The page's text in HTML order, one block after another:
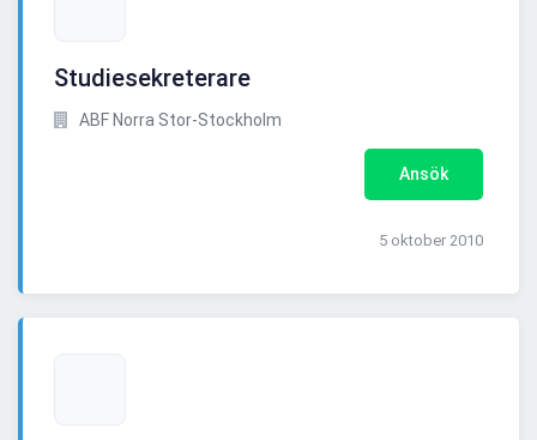
Studiesekreterare
ABF Norra Stor-Stockholm
Ansök
5 oktober 2010